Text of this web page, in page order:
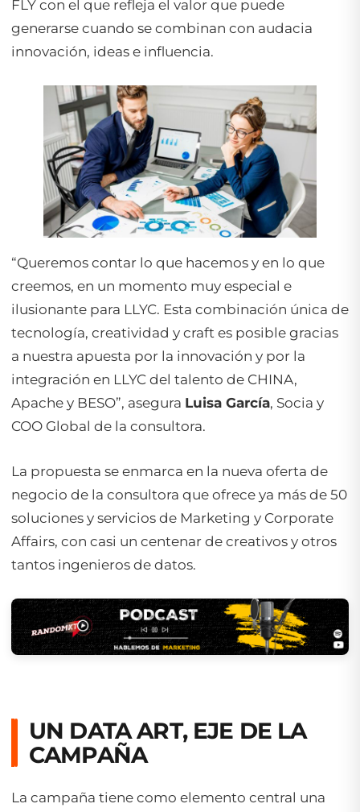
FLY con el que refleja el valor que puede
generarse cuando se combinan con audacia
innovación, ideas e influencia.
“Queremos contar lo que hacemos y en lo que
creemos, en un momento muy especial e
ilusionante para LLYC. Esta combinación única de
tecnología, creatividad y craft es posible gracias
a nuestra apuesta por la innovación y por la
integración en LLYC del talento de CHINA,
Apache y BESO”, asegura Luisa García, Socia y
COO Global de la consultora.
La propuesta se enmarca en la nueva oferta de
negocio de la consultora que ofrece ya más de 50
soluciones y servicios de Marketing y Corporate
Affairs, con casi un centenar de creativos y otros
tantos ingenieros de datos.
UN DATA ART, EJE DE LA
CAMPAÑA
La campaña tiene como elemento central una